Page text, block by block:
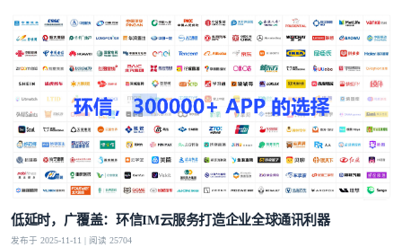
低延时，广覆盖：环信IM云服务打造企业全球通讯利器
发布于 2025-11-11 | 阅读 25704